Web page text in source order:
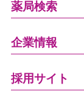
薬局検索
企業情報
採用サイト